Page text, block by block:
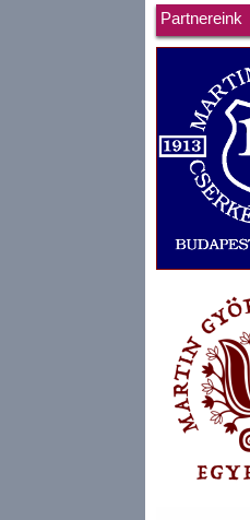
Partnereink